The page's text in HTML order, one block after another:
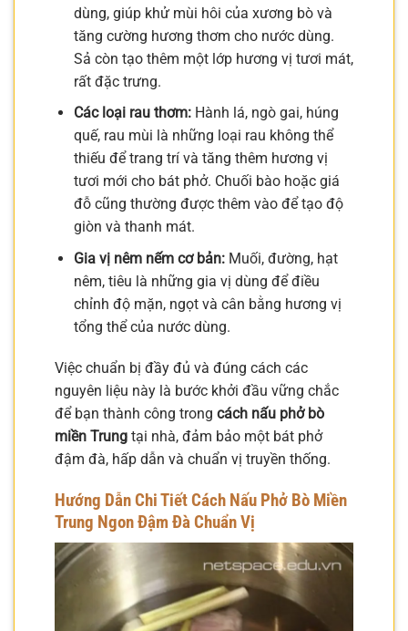
dùng, giúp khử mùi hôi của xương bò và
tăng cường hương thơm cho nước dùng.
Sả còn tạo thêm một lớp hương vị tươi mát,
rất đặc trưng.
Các loại rau thơm:Hành lá, ngò gai, húng
quế, rau mùi là những loại rau không thể
thiếu để trang trí và tăng thêm hương vị
tươi mới cho bát phở. Chuối bào hoặc giá
đỗ cũng thường được thêm vào để tạo độ
giòn và thanh mát.
Gia vị nêm nếm cơ bản:Muối, đường, hạt
nêm, tiêu là những gia vị dùng để điều
chỉnh độ mặn, ngọt và cân bằng hương vị
tổng thể của nước dùng.
Việc chuẩn bị đầy đủ và đúng cách các
nguyên liệu này là bước khởi đầu vững chắc
để bạn thành công trong cách nấu phở bò
miền Trung tại nhà, đảm bảo một bát phở
đậm đà, hấp dẫn và chuẩn vị truyền thống.
Hướng Dẫn Chi Tiết Cách Nấu Phở Bò Miền
Trung Ngon Đậm Đà Chuẩn Vị